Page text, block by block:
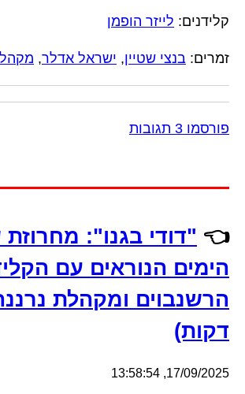
קלידנים: לייזר הופמן
זמרים: בנצי שטיין, ישראל אדלר,
פורסמו 3 תגובות
👈 "דודי בגנו": מחרוזת
הימים הנוראים עם
דקות)
17/09/2025, 13:58:54